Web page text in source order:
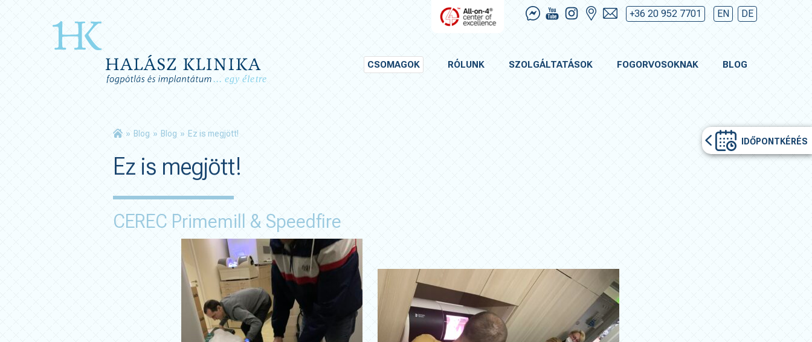
+36 20 952 7701 EN DE
CSOMAGOK RÓLUNK SZOLGÁLTATÁSOK FOGORVOSOKNAK BLOG
IDŐPONTKÉRÉS
» Blog » Blog » Ez is megjött!
Ez is megjött!
CEREC Primemill & Speedfire